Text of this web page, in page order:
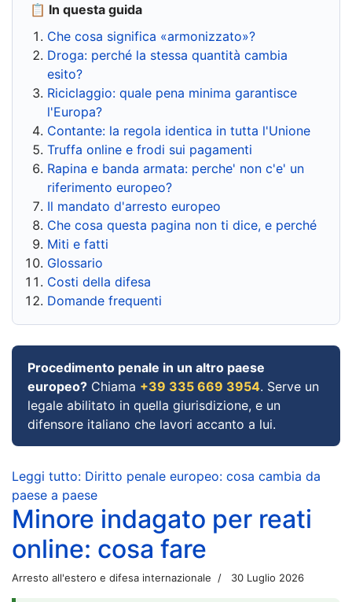
📋 In questa guida
Che cosa significa «armonizzato»?
Droga: perché la stessa quantità cambia
esito?
Riciclaggio: quale pena minima garantisce
l'Europa?
Contante: la regola identica in tutta l'Unione
Truffa online e frodi sui pagamenti
Rapina e banda armata: perche' non c'e' un
riferimento europeo?
Il mandato d'arresto europeo
Che cosa questa pagina non ti dice, e perché
Miti e fatti
Glossario
Costi della difesa
Domande frequenti
Procedimento penale in un altro paese
europeo? Chiama +39 335 669 3954. Serve un
legale abilitato in quella giurisdizione, e un
difensore italiano che lavori accanto a lui.
Leggi tutto: Diritto penale europeo: cosa cambia da
paese a paese
Minore indagato per reati
online: cosa fare
Arresto all'estero e difesa internazionale 30 Luglio 2026